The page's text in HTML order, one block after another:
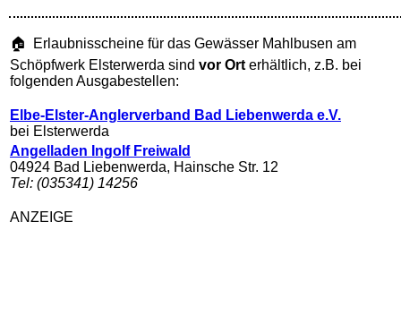
🏠 Erlaubnisscheine für das Gewässer Mahlbusen am
Schöpfwerk Elsterwerda sind vor Ort erhältlich, z.B. bei
folgenden Ausgabestellen:
Elbe-Elster-Anglerverband Bad Liebenwerda e.V.
bei Elsterwerda
Angelladen Ingolf Freiwald
04924 Bad Liebenwerda, Hainsche Str. 12
Tel: (035341) 14256
ANZEIGE